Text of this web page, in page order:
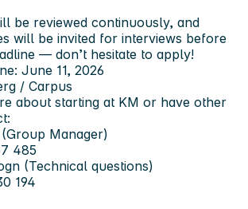
be reviewed continuously, and
will be invited for interviews before
— don’t hesitate to apply!
: June 11, 2026
/ Carpus
about starting at KM or have other
Manager)
485
(Technical questions)
194